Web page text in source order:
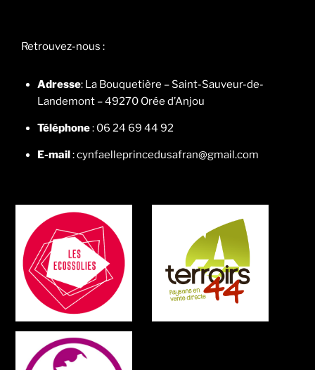
Retrouvez-nous :
Adresse: La Bouquetière – Saint-Sauveur-de-
Landemont – 49270 Orée d’Anjou
Téléphone: 06 24 69 44 92
E-mail: cynfaelleprincedusafran@gmail.com